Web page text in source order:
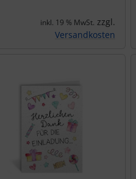
inkl. 19 % MwSt. zzgl.
Versandkosten